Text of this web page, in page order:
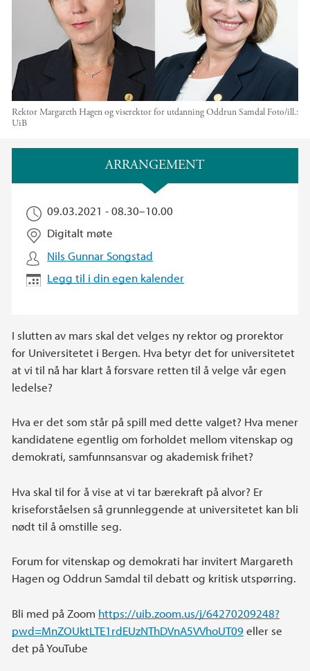
Rektor Margareth Hagen og viserektor for utdanning Oddrun Samdal Foto/ill.:
UiB
ARRANGEMENT
09.03.2021 -08.30–10.00
Digitalt møte
Nils Gunnar Songstad
Legg til i din egen kalender
I slutten av mars skal det velges ny rektor og prorektor
for Universitetet i Bergen. Hva betyr det for universitetet
at vi til nå har klart å forsvare retten til å velge vår egen
ledelse?
Hva er det som står på spill med dette valget? Hva mener
kandidatene egentlig om forholdet mellom vitenskap og
demokrati, samfunnsansvar og akademisk frihet?
Hva skal til for å vise at vi tar bærekraft på alvor? Er
kriseforståelsen så grunnleggende at universitetet kan bli
nødt til å omstille seg.
Forum for vitenskap og demokrati har invitert Margareth
Hagen og Oddrun Samdal til debatt og kritisk utspørring.
Bli med på Zoom https://uib.zoom.us/j/64270209248?
pwd=MnZOUktLTE1rdEUzNThDVnA5VVhoUT09eller se
det på YouTube